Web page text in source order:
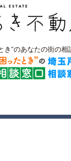
き”のあなたの街の相